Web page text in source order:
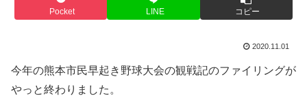
Pocket LINE コピー
2020.11.01
今年の熊本市民早起き野球大会の観戦記のファイリングが
やっと終わりました。